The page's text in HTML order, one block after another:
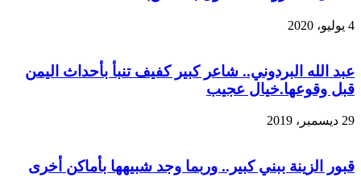
4 يوليو، 2020
عبد الله البردوني.. شاعر كبير كفيف تنبأ بأحداث اليمن
قبل وقوعها.خيال عجيب
29 ديسمبر، 2019
قبور الزينة ببني كبير.. وربما وجد شبيهها بأماكن أخرى